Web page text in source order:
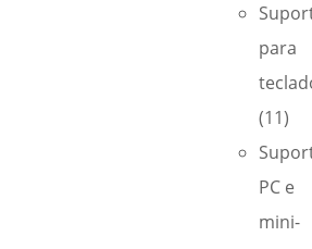
para
(11)
PC e
mini-